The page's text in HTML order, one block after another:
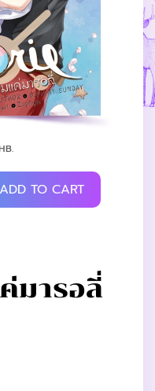
ADD TO CART
มารอลี่